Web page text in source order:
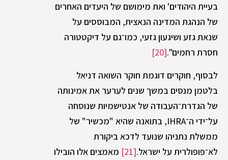
בעיית היהודים' ואת מימושם של היעדים האחרים
של הנהגת המדינה הנאצית, המבוססים על
שנאת גזע ושיגעון גזעי, כמו־גם על דיקטטורה
חסרת רחמים".[20]
לבסוף, חוקרים דוגמת חוקר השואה דניאל
בלטמן מנסים במשך שנים לערער את אמינותה
של הגדרת־העבודה של אנטישמיות שנוסחה
על־ידי ה־IHRA, בתואנה שהיא "מכשיר" של
ממשלת נתניהו שנועד לדכא ביקורת
לא־פופולרית על ישראל.[21]
מאמצים אלו הובילו